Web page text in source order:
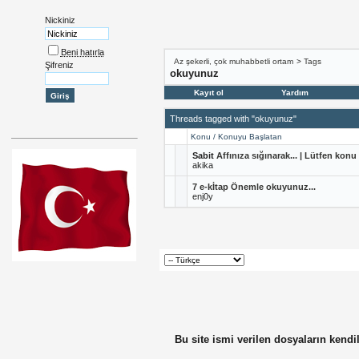
Nickiniz
Beni hatırla
Şifreniz
Az şekerli, çok muhabbetli ortam > Tags
okuyunuz
Kayıt ol Yardım
Threads tagged with "okuyunuz"
Konu / Konuyu Başlatan
Sabit Affınıza sığınarak... | Lütfen
akika
7 e-kİtap Önemle okuyunuz...
enj0y
Bu site ismi verilen dosyaların